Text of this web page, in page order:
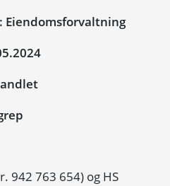
Eiendomsforvaltning
942 763 654) og HS